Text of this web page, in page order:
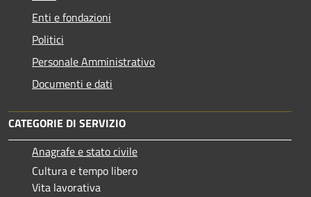
Enti e fondazioni
Politici
Personale Amministrativo
Documenti e dati
CATEGORIE DI SERVIZIO
Anagrafe e stato civile
Cultura e tempo libero
Vita lavorativa